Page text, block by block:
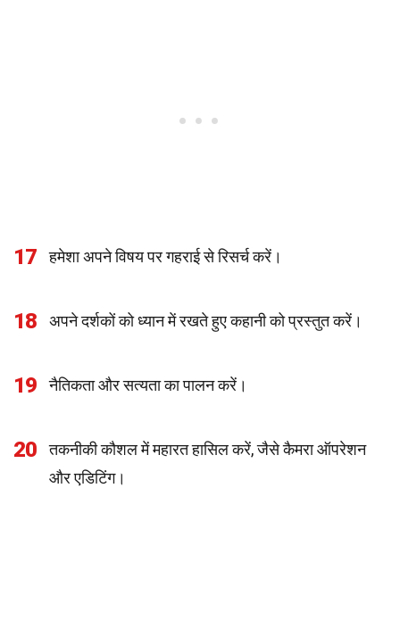
17 हमेशा अपने विषय पर गहराई से रिसर्च करें।
18 अपने दर्शकों को ध्यान में रखते हुए कहानी को प्रस्तुत करें।
19 नैतिकता और सत्यता का पालन करें।
20
तकनीकी कौशल में महारत हासिल करें, जैसे कैमरा ऑपरेशन
और एडिटिंग।